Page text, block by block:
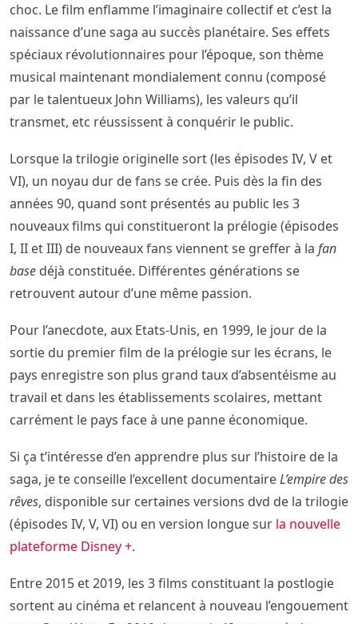
choc. Le film enflamme l’imaginaire collectif et c’est la
naissance d’une saga au succès planétaire. Ses effets
spéciaux révolutionnaires pour l’époque, son thème
musical maintenant mondialement connu (composé
par le talentueux John Williams), les valeurs qu’il
transmet, etc réussissent à conquérir le public.
Lorsque la trilogie originelle sort (les épisodes IV, V et
VI), un noyau dur de fans se crée. Puis dès la fin des
années 90, quand sont présentés au public les 3
nouveaux films qui constitueront la prélogie (épisodes
I, II et III) de nouveaux fans viennent se greffer à la fan
base déjà constituée. Différentes générations se
retrouvent autour d’une même passion.
Pour l’anecdote, aux Etats-Unis, en 1999, le jour de la
sortie du premier film de la prélogie sur les écrans, le
pays enregistre son plus grand taux d’absentéisme au
travail et dans les établissements scolaires, mettant
carrément le pays face à une panne économique.
Si ça t’intéresse d’en apprendre plus sur l’histoire de la
saga, je te conseille l’excellent documentaireL’empire des
rêves, disponible sur certaines versions dvd de la trilogie
(épisodes IV, V, VI) ou en version longue sur la nouvelle
plateforme Disney +.
Entre 2015 et 2019, les 3 films constituant la postlogie
sortent au cinéma et relancent à nouveau l’engouement